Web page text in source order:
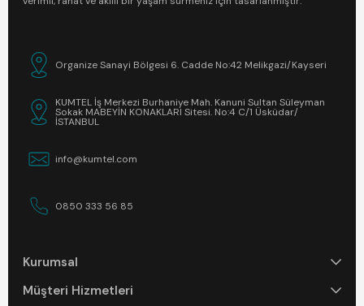
Organize Sanayi Bölgesi 6. Cadde No:42 Melikgazi/Kayseri
KUMTEL İş Merkezi Burhaniye Mah. Kanuni Sultan Süleyman
Sokak MABEYİN KONAKLARI Sitesi. No:4 C/1 Üsküdar/
İSTANBUL
info@kumtel.com
0850 333 56 85
Kurumsal
Müşteri Hizmetleri